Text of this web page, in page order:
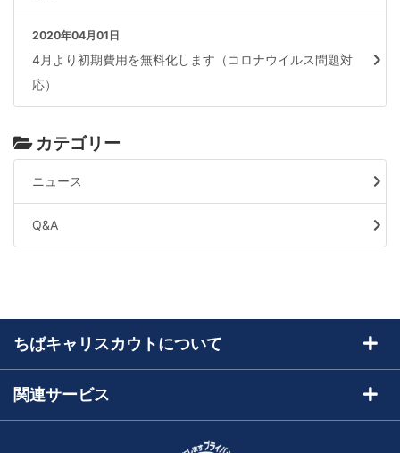
2020年04月01日
4月より初期費用を無料化します（コロナウイルス問題対
応）
カテゴリー
ニュース
Q&A
ちばキャリスカウトについて
ちばキャリスカウトとは
関連サービス